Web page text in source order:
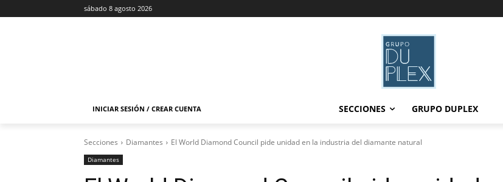
sábado 8 agosto 2026
INICIAR SESIÓN / CREAR CUENTA SECCIONES GRUPO DUPLEX
Secciones Diamantes El World Diamond Council pide unidad en la industria del diamante natural
Diamantes